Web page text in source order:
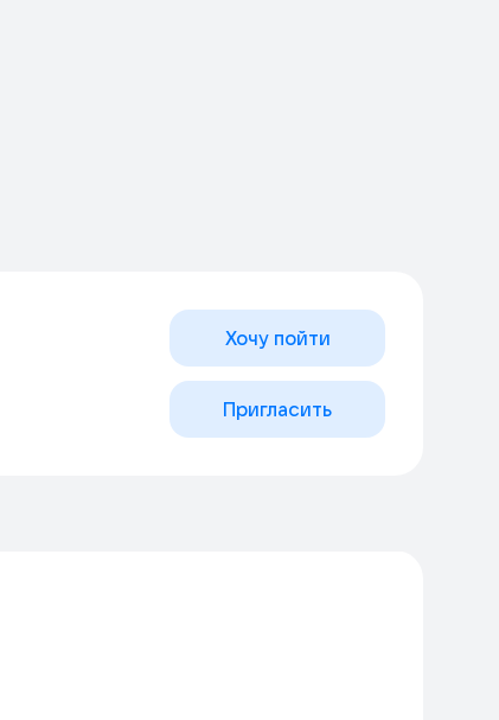
Хочу пойти
Пригласить